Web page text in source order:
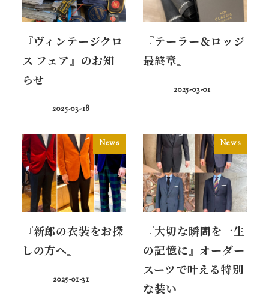
『ヴィンテージクロ
ス フェア』のお知
らせ
2025-03-18
『テーラー＆ロッジ
最終章』
2025-03-01
News
『新郎の衣装をお探
しの方へ』
2025-01-31
News
『大切な瞬間を一生
の記憶に』オーダー
スーツで叶える特別
な装い